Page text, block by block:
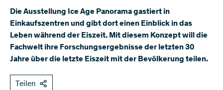
Die Ausstellung Ice Age Panorama gastiert in
Einkaufszentren und gibt dort einen Einblick in das
Leben während der Eiszeit. Mit diesem Konzept will die
Fachwelt ihre Forschungsergebnisse der letzten 30
Jahre über die letzte Eiszeit mit der Bevölkerung teilen.
Teilen